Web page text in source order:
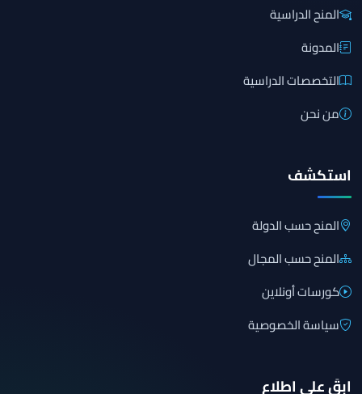
المنح الدراسية
المدونة
التخصصات الدراسية
من نحن
استكشف
المنح حسب الدولة
المنح حسب المجال
كورسات أونلاين
سياسة الخصوصية
ابقَ على اطلاع